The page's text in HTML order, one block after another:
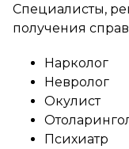
Специалисты,
получения
Нарколог
Невролог
Окулист
Психиатр